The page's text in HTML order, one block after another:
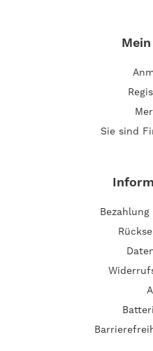
Sie sind
Bezahlung